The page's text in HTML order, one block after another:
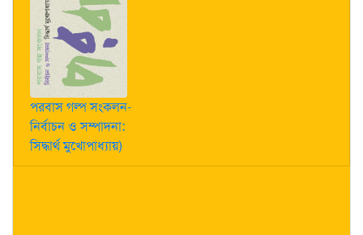
পরবাস গল্প সংকলন-
নির্বাচন ও সম্পাদনা:
সিদ্ধার্থ মুখোপাধ্যায়)